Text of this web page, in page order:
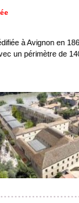
à Avignon en
un périmètre de